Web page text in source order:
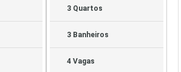
3 Quartos
3 Banheiros
4 Vagas